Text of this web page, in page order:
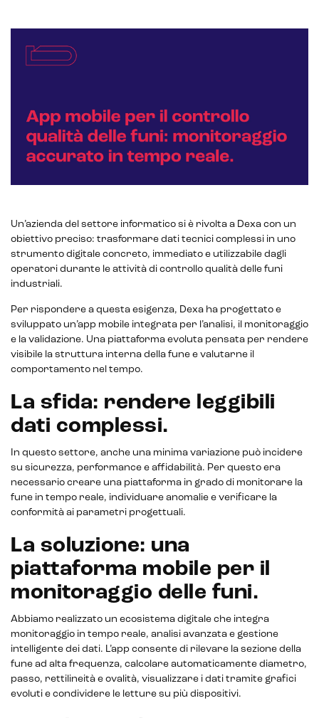
E-commerce solutions
E-commerce store
Marketplace for selling
Marketplace integration
Payment gateway integration
Customer service management
Un’azienda del settore informatico si è rivolta a Dexa con un
obiettivo preciso: trasformare dati tecnici complessi in uno
strumento digitale concreto, immediato e utilizzabile dagli
operatori durante le attività di controllo qualità delle funi
industriali.
Per rispondere a questa esigenza, Dexa ha progettato e
sviluppato un’app mobile integrata per l’analisi, il monitoraggio
e la validazione. Una piattaforma evoluta pensata per rendere
visibile la struttura interna della fune e valutarne il
comportamento nel tempo.
La sfida: rendere leggibili
dati complessi.
In questo settore, anche una minima variazione può incidere
su sicurezza, performance e affidabilità. Per questo era
necessario creare una piattaforma in grado di monitorare la
fune in tempo reale, individuare anomalie e verificare la
conformità ai parametri progettuali.
La soluzione: una
piattaforma mobile per il
monitoraggio delle funi.
Abbiamo realizzato un ecosistema digitale che integra
monitoraggio in tempo reale, analisi avanzata e gestione
intelligente dei dati. L’app consente di rilevare la sezione della
fune ad alta frequenza, calcolare automaticamente diametro,
passo, rettilineità e ovalità, visualizzare i dati tramite grafici
evoluti e condividere le letture su più dispositivi.